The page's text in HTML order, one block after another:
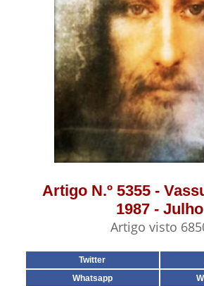
Artigo N.º 5355 -
1987 - Julho
Artigo visto
Twitter
Whatsapp